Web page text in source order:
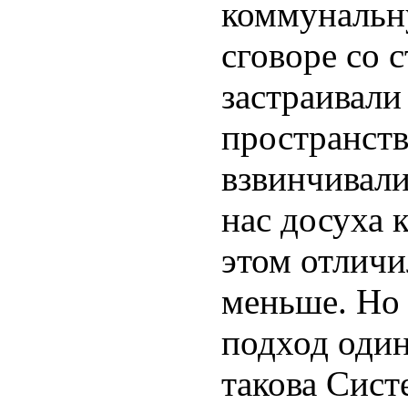
сговоре со
нас досуха
этом
меньше. Но
подход
такова